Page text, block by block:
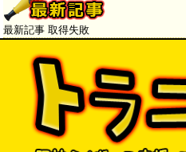
最新記事 取得失敗